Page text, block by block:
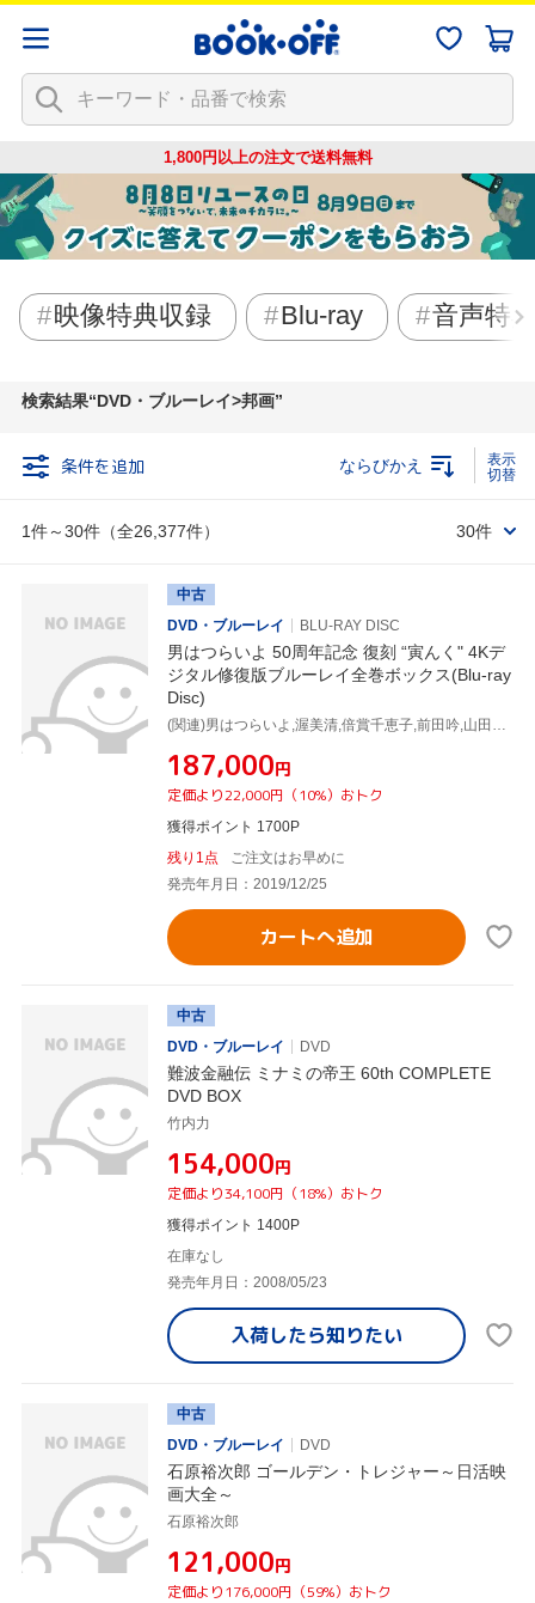
1,800円以上の注文で送料無料
映像特典収録 Blu-ray 音声特
検索結果 DVD・ブルーレイ>邦画
条件を追加
1件～30件（全26,377件）
ならびかえ
30件
中古
DVD・ブルーレイ
BLU-RAY DISC
男はつらいよ 50周年記念 復刻 “寅んく" 4Kデ
ジタル修復版ブルーレイ全巻ボックス(Blu-ray
Disc)
¥187,000円
定価より22,000円（10%）おトク
獲得ポイント 1700P
残り1点
ご注文はお早めに
発売年月日：2019/12/25
カートへ追加
中古
DVD・ブルーレイ
DVD
難波金融伝 ミナミの帝王 60th COMPLETE
DVD BOX
竹内力
¥154,000円
定価より34,100円（18%）おトク
獲得ポイント 1400P
在庫なし
発売年月日：2008/05/23
入荷したら知りたい
中古
DVD・ブルーレイ
DVD
石原裕次郎 ゴールデン・トレジャー～日活映
画大全～
石原裕次郎
¥121,000円
定価より176,000円（59%）おトク